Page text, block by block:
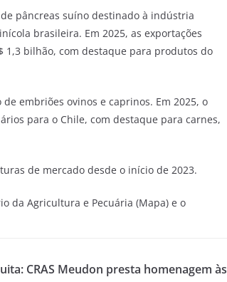
pâncreas suíno destinado à indústria
brasileira. Em 2025, as exportações
1,3 bilhão, com destaque para produtos do
embriões ovinos e caprinos. Em 2025, o
para o Chile, com destaque para carnes,
de mercado desde o início de 2023.
da Agricultura e Pecuária (Mapa) e o
CRAS Meudon presta homenagem às